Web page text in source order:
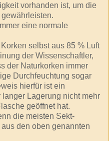
vorhanden ist, um die
eine normale
selbst aus 85 % Luft
der Wissenschaftler,
der Naturkorken immer
Durchfeuchtung sogar
hierfür ist ein
Lagerung nicht mehr
geöffnet hat.
die meisten Sekt-
den oben genannten